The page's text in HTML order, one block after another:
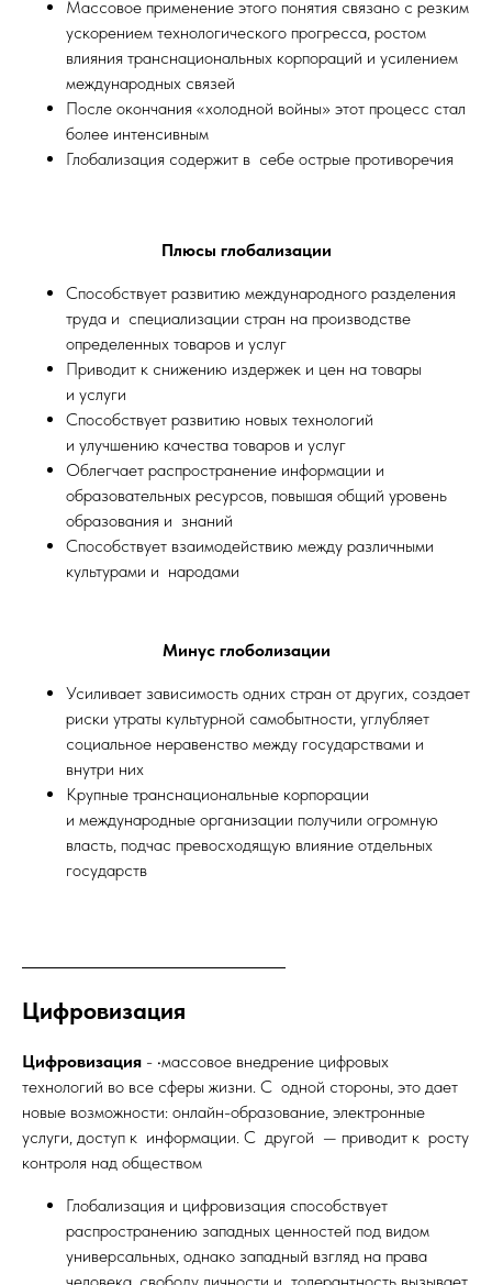
Массовое применение этого понятия связано с резким
ускорением технологического прогресса, ростом
влияния транснациональных корпораций и усилением
международных связей
После окончания «холодной войны» этот процесс стал
более интенсивным
Глобализация содержит в себе острые противоречия
Плюсы глобализации
Способствует развитию международного разделения
труда и специализации стран на производстве
определенных товаров и услуг
Приводит к снижению издержек и цен на товары
и услуги
Способствует развитию новых технологий
и улучшению качества товаров и услуг
Облегчает распространение информации и
образовательных ресурсов, повышая общий уровень
образования и знаний
Способствует взаимодействию между различными
культурами и народами
Минус глоболизации
Усиливает зависимость одних стран от других, создает
риски утраты культурной самобытности, углубляет
социальное неравенство между государствами и
внутри них
Крупные транснациональные корпорации
и международные организации получили огромную
власть, подчас превосходящую влияние отдельных
государств
Цифровизация
Цифровизация - •массовое внедрение цифровых
технологий во все сферы жизни. С одной стороны, это дает
новые возможности: онлайн-­образование, электронные
услуги, доступ к информации. С другой — приводит к росту
контроля над обществом
Глобализация и цифровизация способствует
распространению западных ценностей под видом
универсальных, однако западный взгляд на права